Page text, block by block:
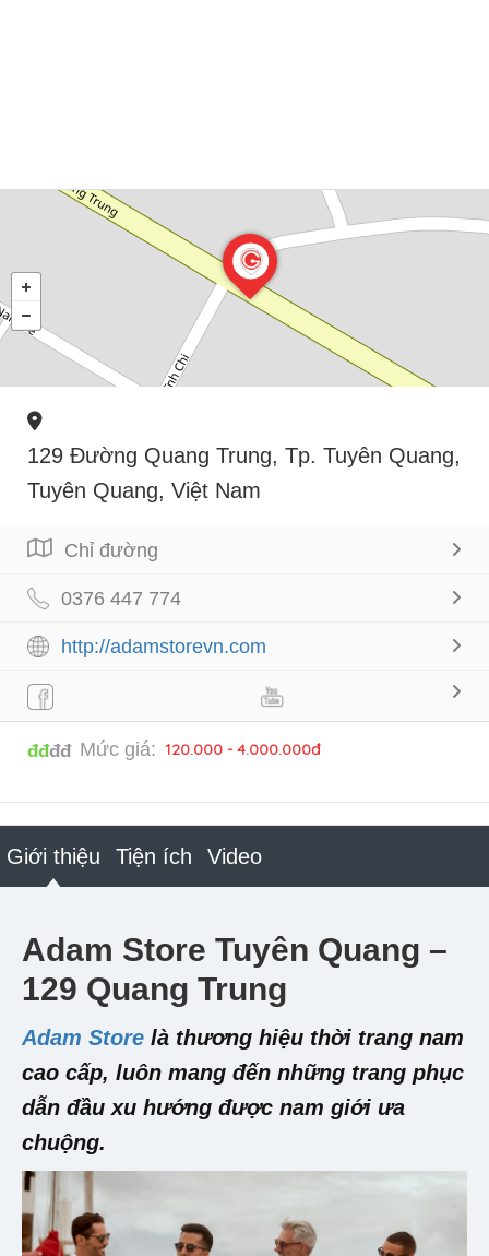
129 Đường Quang Trung, Tp. Tuyên Quang,
Tuyên Quang, Việt Nam
Chỉ đường
0376 447 774
http://adamstorevn.com
đđđđ Mức giá: 120.000 - 4.000.000đ
Giới thiệu Tiện ích Video
Adam Store Tuyên Quang –
129 Quang Trung
Adam Store là thương hiệu thời trang nam
cao cấp, luôn mang đến những trang phục
dẫn đầu xu hướng được nam giới ưa
chuộng.